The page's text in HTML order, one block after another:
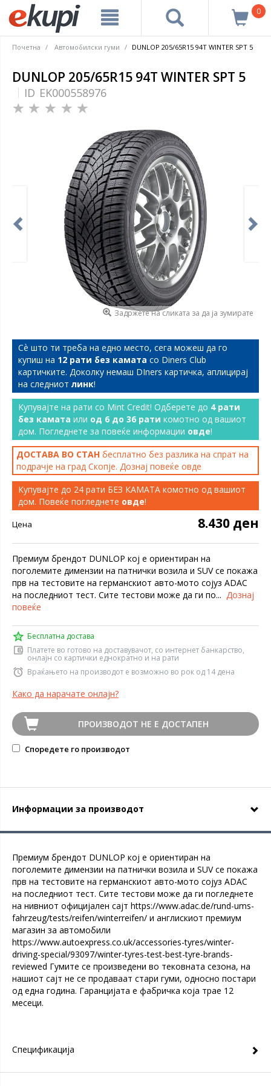
0
Почетна Автомобилски гуми DUNLOP 205/65R15 94T WINTER SPT 5
DUNLOP 205/65R15 94T WINTER SPT 5
ID EK000558976
Задржете на сликата за да ја зумирате
Сѐ што ти треба на едно место, сега можеш да го
купиш на 12 рати без камата со Diners Club
картичките. Доколку немаш DIners картичка, аплицирај
на следниот линк!
Купувајте на рати со Mint Credit! Одберете до 4 рати
без камата или од 6 до 36 рати комотно од вашиот
дом. Погледнете за повеќе информации овде!
ДОСТАВА ВО СТАН бесплатно без разлика на спрат на
подрачје на град Скопје. Дознај повеќе овде
Купувајте до 24 рати БЕЗ КАМАТА комотно од вашиот
дом. Повеќе погледнете овде!
Цена 8.430 ден
Премиум брендот DUNLOP кој е ориентиран на
поголемите димензии на патнички возила и SUV се покажа
прв на тестовите на германскиот авто-мото сојуз ADAC
на последниот тест. Сите тестови може да ги по... Дознај
повеќе
Бесплатна достава
Платете во готово на доставувачот, со интернет банкарство,
онлајн со картички еднократно и на рати
Враќањето на производот е возможно во рок од 14 дена
Како да нарачате онлајн?
ПРОИЗВОДОТ НЕ Е ДОСТАПЕН
Споредете го производот
Информации за производот
Премиум брендот DUNLOP кој е ориентиран на
поголемите димензии на патнички возила и SUV се покажа
прв на тестовите на германскиот авто-мото сојуз ADAC
на последниот тест. Сите тестови може да ги погледнете
на нивниот официјален сајт https://www.adac.de/rund-ums-
fahrzeug/tests/reifen/winterreifen/ и англискиот премиум
магазин за автомобили
https://www.autoexpress.co.uk/accessories-tyres/winter-
driving-special/93097/winter-tyres-test-best-tyre-brands-
reviewed Гумите се произведени во тековната сезона, на
нашиот сајт не се продаваат стари гуми, односно постари
од една година. Гаранцијата е фабричка која трае 12
месеци.
Спецификација